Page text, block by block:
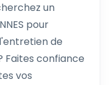
un
pour
de
Faites confiance
vos